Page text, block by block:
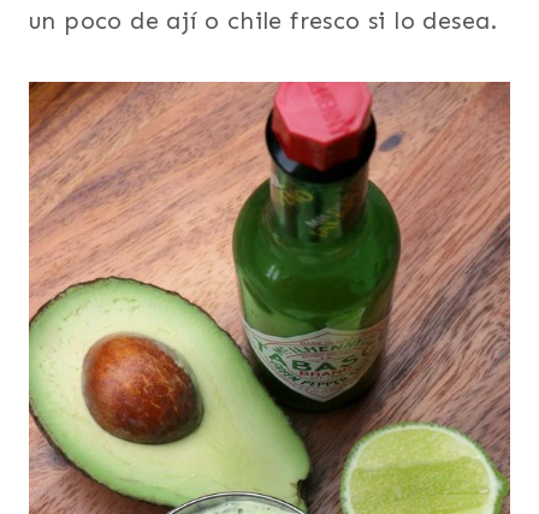
un poco de ají o chile fresco si lo desea.